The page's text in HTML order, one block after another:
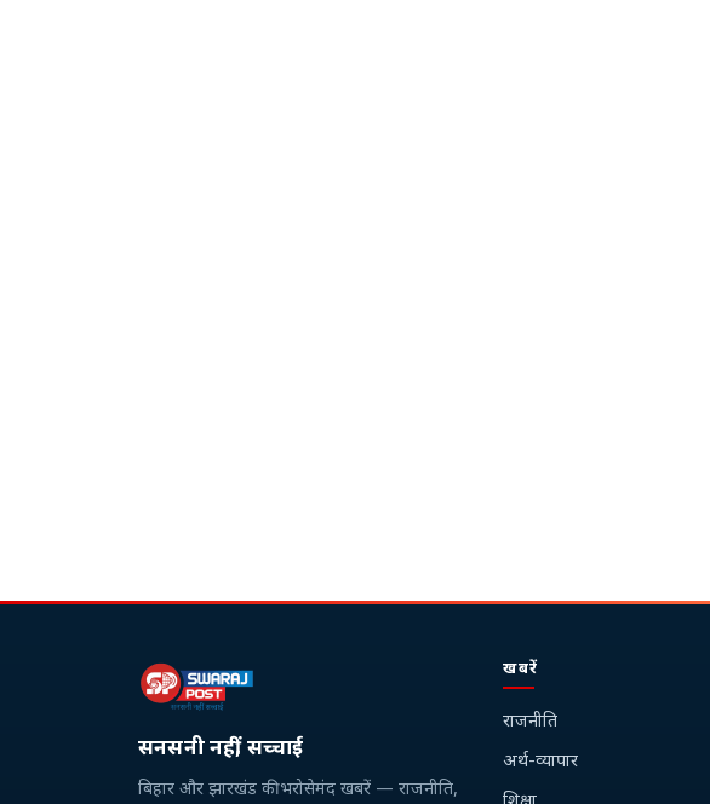
सनसनी नहीं, सच्चाई
बिहार और झारखंड की भरोसेमंद खबरें — राजनीति,
खबरें
राजनीति
अर्थ-व्यापार